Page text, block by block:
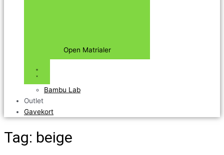
Open Matrialer
Bambu Lab
Outlet
Gavekort
Tag: beige